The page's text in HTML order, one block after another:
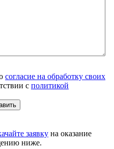
согласие на обработку своих
с политикой
заявку на оказание
ниже.